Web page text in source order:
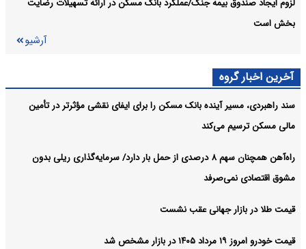
لزوم ایجاد صندوق بیمه جنگ/عملکرد بانک مسکن در ارائه تسهیلات رضایت
بخش است
آرشیو
آخرین اخبار گروه
سند راهبردی، مسیر آینده بانک مسکن را برای ایفای نقشی مؤثرتر در تأمین
مالی مسکن ترسیم می‌کند
راه‌آهن همچنان سهم ۸ درصدی از حمل بار دارد/ سرمایه‌گذاری ریلی بدون
مشوق اقتصادی نمی‌صرفد
قیمت طلا در بازار جهانی عقب نشست
قیمت خودرو امروز ۱۹ مرداد ۱۴۰۵ در بازار مشخص شد